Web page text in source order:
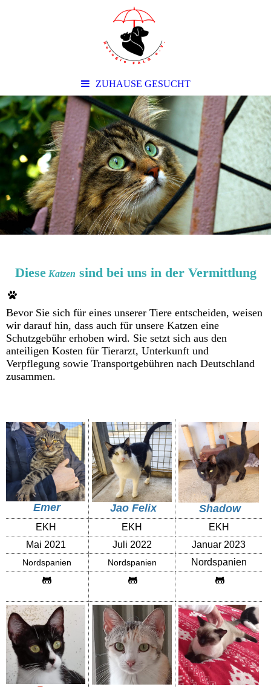
ZUHAUSE GESUCHT
Diese Katzen sind bei uns in der Vermittlung
Bevor Sie sich für eines unserer Tiere entscheiden, weisen
wir darauf hin, dass auch für unsere Katzen eine
Schutzgebühr erhoben wird. Sie setzt sich aus den
anteiligen Kosten für Tierarzt, Unterkunft und
Verpflegung sowie Transportgebühren nach Deutschland
zusammen.
Emer Jao Felix Shadow
EKH EKH
EKH
Mai 2021
Juli 2022 Januar 2023
Nordspanien Nordspanien Nordspanien